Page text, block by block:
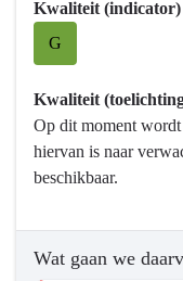
Kwaliteit (indicator)
G
Kwaliteit
Op dit moment
hiervan is naar
beschikbaar.
Wat gaan we